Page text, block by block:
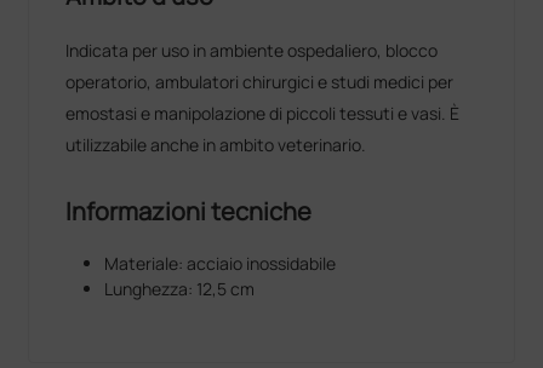
Indicata per uso in ambiente ospedaliero, blocco
operatorio, ambulatori chirurgici e studi medici per
emostasi e manipolazione di piccoli tessuti e vasi. È
utilizzabile anche in ambito veterinario.
Informazioni tecniche
Materiale: acciaio inossidabile
Lunghezza: 12,5 cm